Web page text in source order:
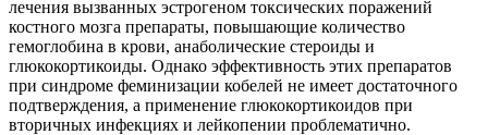
лечения вызванных эстрогеном токсических поражений
костного мозга препараты, повышающие количество
гемоглобина в крови, анаболические стероиды и
глюкокортикоиды. Однако эффективность этих препаратов
при синдроме феминизации кобелей не имеет достаточного
подтверждения, а применение глюкокортикоидов при
вторичных инфекциях и лейкопении проблематично.